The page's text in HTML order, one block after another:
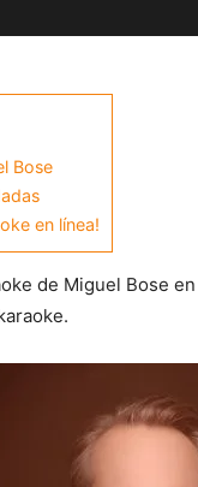
Bose
en línea!
de Miguel Bose